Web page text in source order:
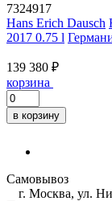
7324917
Hans Erich Dausch
2017 0.75 l
139 380 ₽
корзина
в корзину
Самовывоз
г. Москва, ул.